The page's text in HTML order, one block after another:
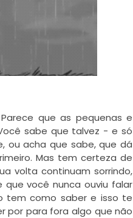
que as pequenas e
sabe que talvez - e só
ou acha que sabe, que dá
Mas tem certeza de
volta continuam sorrindo,
você nunca ouviu falar
tem como saber e isso te
por para fora algo que não